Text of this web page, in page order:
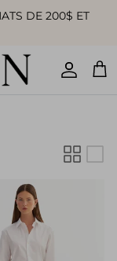
DE 200$ ET
Compte